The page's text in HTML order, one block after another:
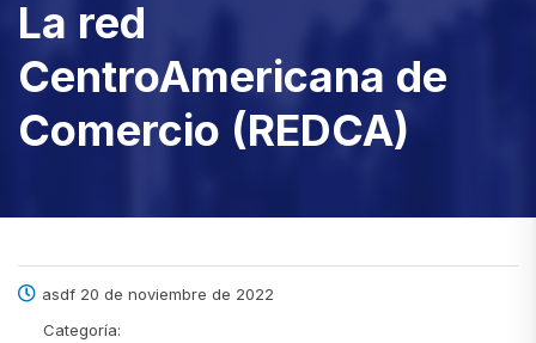
La red
CentroAmericana de
Comercio (REDCA)
asdf 20 de noviembre de 2022
Categoría: